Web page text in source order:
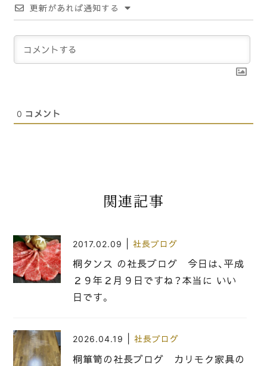
更新があれば通知する
0 コメント
関連記事
2017.02.09 社長ブログ
桐タンス の社長ブログ 今日は、平成
２９年２月９日ですね？本当に いい
日です。
2026.04.19 社長ブログ
桐箪笥の社長ブログ カリモク家具の